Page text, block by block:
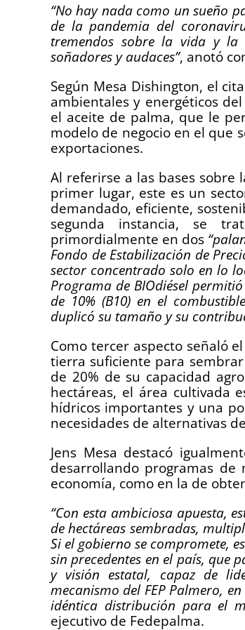
“No hay nada como un sueño
de la pandemia del
tremendos sobre la vida y la
soñadores y audaces”, anotó
Según Mesa Dishington, el
ambientales y energéticos
el aceite de palma, que le
modelo de negocio en el que
exportaciones.
Al referirse a las bases sobre
primer lugar, este es un
demandado, eficiente,
segunda instancia, se
primordialmente en dos
Fondo de Estabilización de
sector concentrado solo en lo
Programa de BIOdiésel
de 10% (B10) en el
duplicó su tamaño y su
Como tercer aspecto señaló
tierra suficiente para
de 20% de su capacidad
hectáreas, el área cultivada
hídricos importantes y una
necesidades de alternativas
Jens Mesa destacó
desarrollando programas
economía, como en la de
“Con esta ambiciosa apuesta,
de hectáreas sembradas,
Si el gobierno se compromete,
sin precedentes en el país,
y visión estatal, capaz de
mecanismo del FEP Palmero,
idéntica distribución para el
ejecutivo de Fedepalma.